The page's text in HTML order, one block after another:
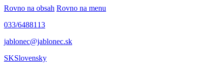
Rovno na obsah Rovno na menu
033/6488113
jablonec@jablonec.sk
SKSlovensky